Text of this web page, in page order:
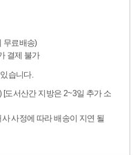
무료배송)
결제 불가
습니다.
도서산간 지방은 2~3일 추가 소
사정에 따라 배송이 지연 될